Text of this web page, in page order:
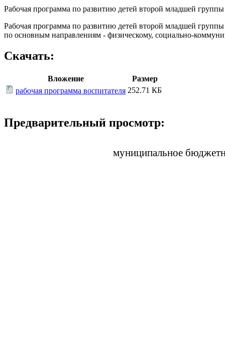
Рабочая программа по развитию детей второй младшей
Рабочая программа по развитию детей второй младшей группы
по основным направлениям - физическому, социально-
Скачать:
Вложение
Размер
рабочая программа воспитателя 252.71 КБ
Предварительный просмотр:
муниципальное